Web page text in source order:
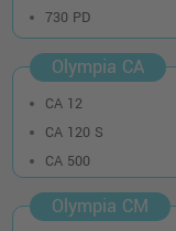
730 PD
Olympia CA
CA 12
CA 120 S
CA 500
Olympia CM